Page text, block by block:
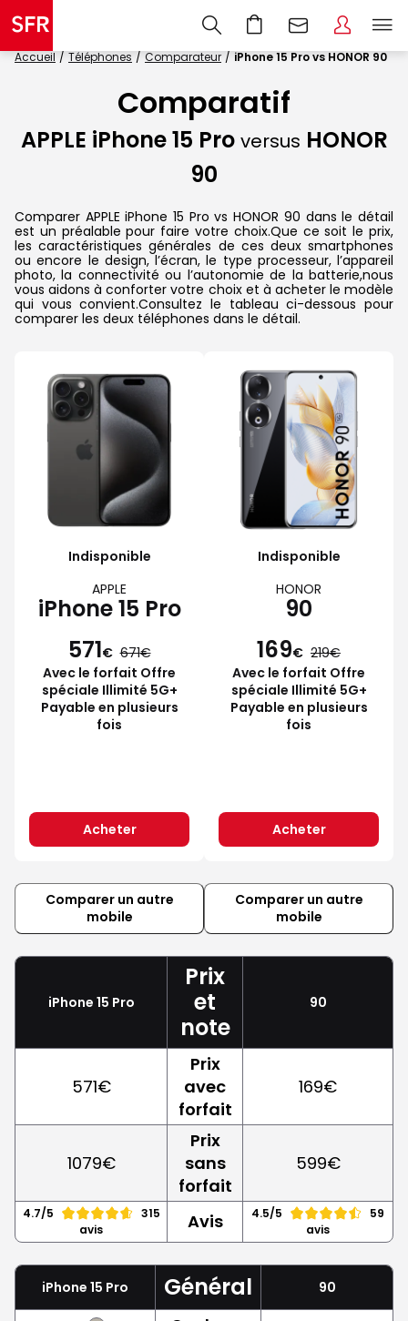
Accueil Téléphones Comparateur iPhone 15 Pro vs HONOR 90
Comparatif
APPLE iPhone 15 Pro versus HONOR
90
Comparer APPLE iPhone 15 Pro vs HONOR 90 dans le détail
est un préalable pour faire votre choix.Que ce soit le prix,
les caractéristiques générales de ces deux smartphones
ou encore le design, l’écran, le type processeur, l’appareil
photo, la connectivité ou l’autonomie de la batterie,nous
vous aidons à conforter votre choix et à acheter le modèle
qui vous convient.Consultez le tableau ci-dessous pour
comparer les deux téléphones dans le détail.
Indisponible
APPLE
iPhone 15 Pro
571€ 671
Avec le forfait Offre
spéciale Illimité 5G+
Payable en plusieurs
fois
Acheter
Indisponible
HONOR
90
169€ 219
Avec le forfait Offre
spéciale Illimité 5G+
Payable en plusieurs
fois
Acheter
Comparer un autre
mobile
Comparer un autre
mobile
iPhone 15 Pro
Prix
et
note
90
571€
Prix
avec
forfait
169€
1079€
Prix
sans
forfait
599€
4.7/5
315
avis
Avis 4.5/5
59
avis
iPhone 15 Pro Général 90